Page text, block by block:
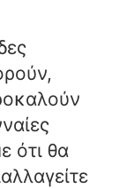
ότι θα